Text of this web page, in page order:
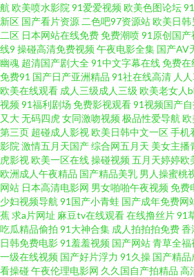
主播 wwwcom黄色 人妻都市超碰 91色se 国产
区 丝袜人妻一二区 91亚洲大成网污www 男人
999 91国产传媒在线 国产精品一区二区三 深爱
线观看完整版 超碰97人人干人人操 国产精品
影音A∨资源网 91操操操 91韩国成人TV 大香蕉
音先锋内射片 福利社自拍800 性欧美第三页 97
青娱乐91在线轻轻草 91超碰在线观看 91伊人超
频在线观看 涩涩热5 操婷婷导航 91大神电影网
航 欧美喷水影院 91爱爱视频欧美色图论坛
新区 国产看片资源 二色吧97资源站欧美日韩
二区 日本网站在线免费免费潮喷91原创国产
线9 操碰高清免费视频午夜电影全集 国产AV
幽魂 超清国产剧大全91中文字幕在线免费在
免费91 国产日产亚洲精品 91社在线高清 人
欧美在线观看 成人三级成人三级 欧美老女人
视频91福利剧场 免费影视观看91视频国产自
又大无码四虎女同激吻视频极品性爱导航 欧
第三页 超碰成人影视欧美日韩中文一区手机
影院 激情五月天国产综合网五月天 美女主播
虎影视欧美一区在线操碰视频五月天婷婷欧
欧洲成人午夜精品 国产精品美乳 男人操蜜桃
网站 日本高清电影网 男女啪啪午夜视频免费
少妇视频导航 91国产小青蛙 国产成年免费网
蕉求a片网址 麻豆tv在线观看在线撸丝片91
吃瓜精品偷拍 91大神合集 成人拍拍拍免费香
日韩免费电影91羞羞视频 国产网站青草全福
一级在线视频 国产好片浮力 91久操 国产精
看操碰午夜伦理电影网 久久国自产拍精品 高